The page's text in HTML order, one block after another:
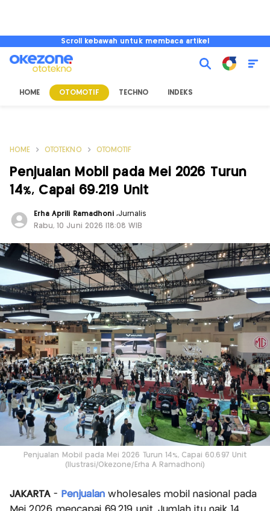
Scroll kebawah untuk membaca artikel
HOME OTOMOTIF TECHNO INDEKS
HOME OTOTEKNO OTOMOTIF
Penjualan Mobil pada Mei 2026 Turun
14%, Capai 69.219 Unit
Erha Aprili Ramadhoni,Jurnalis
Rabu, 10 Juni 2026 |18:08 WIB
Penjualan Mobil pada Mei 2026 Turun 14%, Capai 60.697 Unit
(Ilustrasi/Okezone/Erha A Ramadhoni)
JAKARTA- Penjualanwholesales mobil nasional pada
Mei 2026 mencapai 69.219 unit. Jumlah itu naik 14